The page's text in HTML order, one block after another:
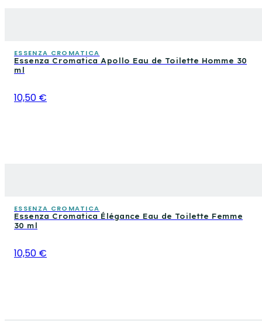
ESSENZA CROMATICA
Essenza Cromatica Apollo Eau de Toilette Homme 30
ml
10,50 €
ESSENZA CROMATICA
Essenza Cromatica Élégance Eau de Toilette Femme
30 ml
10,50 €